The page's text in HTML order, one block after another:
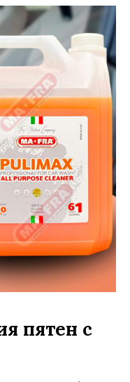
пятен с